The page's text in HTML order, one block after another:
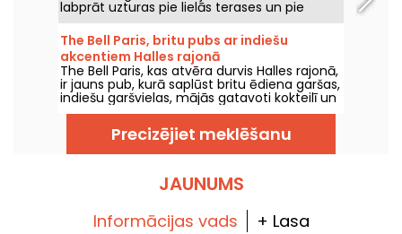
labprāt uzturas pie lielās terases un pie
aperitīva, daudz vairāk nekā pie tās bistrot
stila virtuves, kas joprojām ir ļoti klasiskā.
The Bell Paris, britu pubs ar indiešu
akcentiem Halles rajonā
The Bell Paris, kas atvēra durvis Halles rajonā,
ir jauns pub, kurā saplūst britu ēdiena garšas,
indiešu garšvielas, mājās gatavoti kokteilī un
amatnieku alus, visu veido Džims Hāmiltons.
Precizējiet meklēšanu
JAUNUMS
Informācijas vads + Lasa